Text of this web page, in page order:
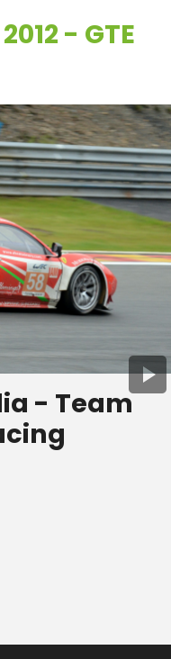
- GTE
- Team